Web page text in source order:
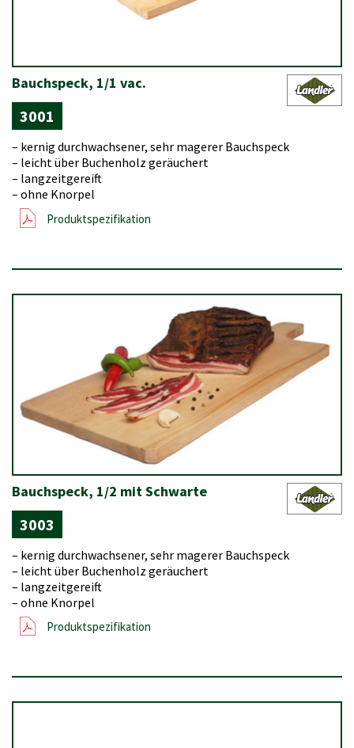
Bauchspeck, 1/1 vac.
3001
– kernig durchwachsener, sehr magerer Bauchspeck
– leicht über Buchenholz geräuchert
– langzeitgereift
– ohne Knorpel
Produktspezifikation
Bauchspeck, 1/2 mit Schwarte
3003
– kernig durchwachsener, sehr magerer Bauchspeck
– leicht über Buchenholz geräuchert
– langzeitgereift
– ohne Knorpel
Produktspezifikation